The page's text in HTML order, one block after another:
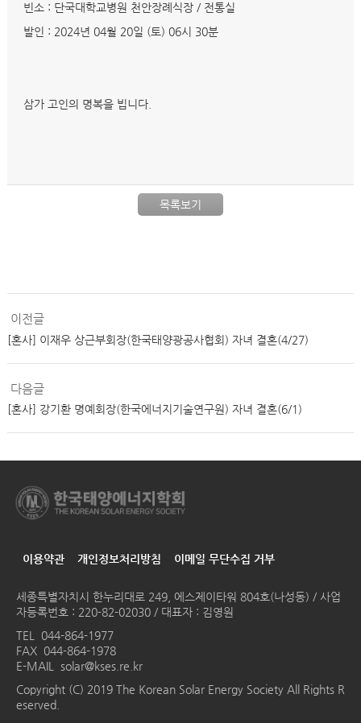
빈소 : 단국대학교병원 천안장례식장 / 전통실
발인 : 2024년 04월 20일 (토) 06시 30분
삼가 고인의 명복을 빕니다.
목록보기
이전글
[혼사] 이재우 상근부회장(한국태양광공사협회) 자녀 결혼(4/27)
다음글
[혼사] 강기환 명예회장(한국에너지기술연구원) 자녀 결혼(6/1)
이용약관 개인정보처리방침 이메일 무단수집 거부
세종특별자치시 한누리대로 249, 에스제이타워 804호(나성동) / 사업
자등록번호 : 220-82-02030 / 대표자 : 김영원
TEL 044-864-1977
FAX 044-864-1978
E-MAIL solar@kses.re.kr
Copyright (C) 2019 The Korean Solar Energy Society All Rights R
eserved.